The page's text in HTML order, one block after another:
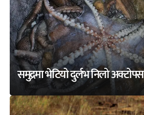
समुद्रमा भेटियो दुर्लभ निलो अक्टोपस